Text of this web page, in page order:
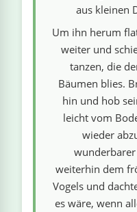
aus kleinen
Um ihn herum
weiter und
tanzen, die
Bäumen blies.
hin und hob
leicht vom
wieder
weiterhin dem
Vogels und
es wäre, wenn